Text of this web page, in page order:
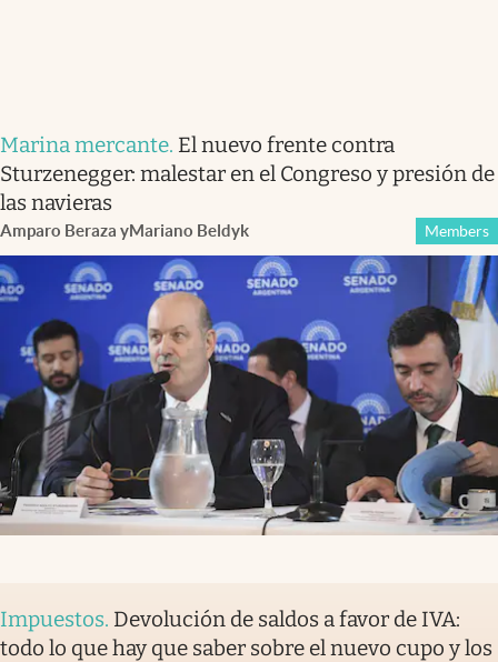
Marina mercante. El nuevo frente contra
Sturzenegger: malestar en el Congreso y presión de
las navieras
Amparo Beraza yMariano Beldyk Members
Impuestos. Devolución de saldos a favor de IVA:
todo lo que hay que saber sobre el nuevo cupo y los